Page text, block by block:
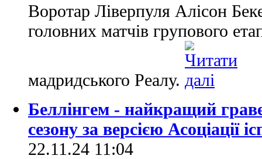
Воротар Ліверпуля Алісон
головних матчів групового
мадридського Реалу.
Беллінгем - найкращий
сезону за версією Асоціації
22.11.24 11:04